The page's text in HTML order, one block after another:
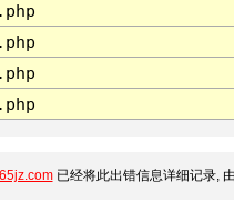
已经将此出错信息详细记录,